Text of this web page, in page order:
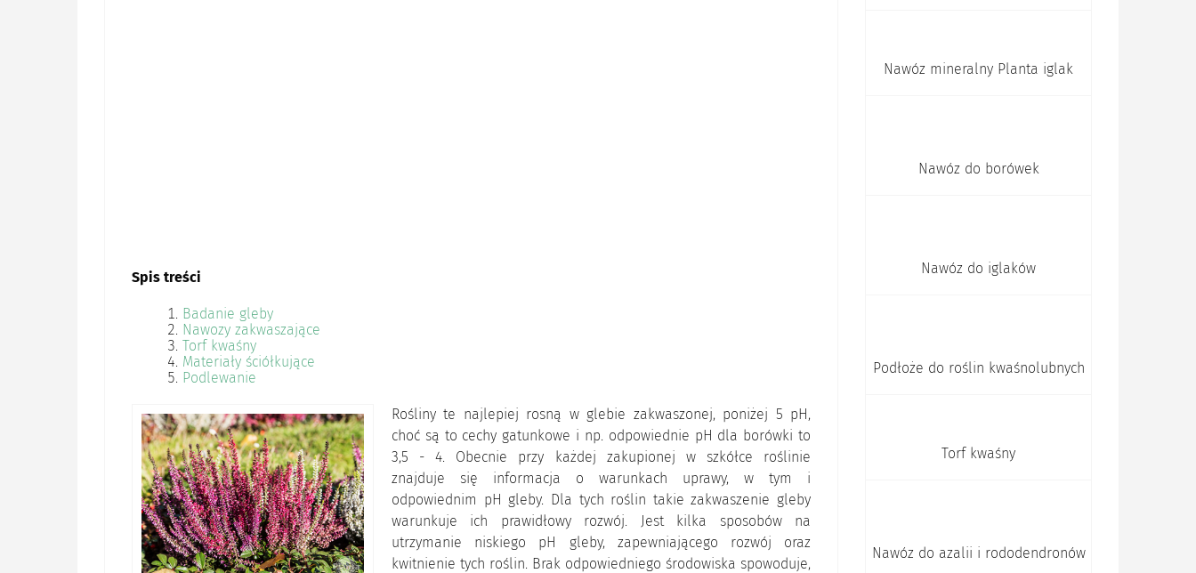
Spis treści
Badanie gleby
Nawozy zakwaszające
Torf kwaśny
Materiały ściółkujące
Podlewanie
Rośliny te najlepiej rosną w glebie zakwaszonej, poniżej 5 pH,
choć są to cechy gatunkowe i np. odpowiednie pH dla borówki to
3,5 - 4. Obecnie przy każdej zakupionej w szkółce roślinie
znajduje się informacja o warunkach uprawy, w tym i
odpowiednim pH gleby. Dla tych roślin takie zakwaszenie gleby
warunkuje ich prawidłowy rozwój. Jest kilka sposobów na
utrzymanie niskiego pH gleby, zapewniającego rozwój oraz
kwitnienie tych roślin. Brak odpowiedniego środowiska spowoduje,
Nawóz mineralny Planta iglak
Nawóz do borówek
Nawóz do iglaków
Podłoże do roślin kwaśnolubnych
Torf kwaśny
Nawóz do azalii i rododendronów